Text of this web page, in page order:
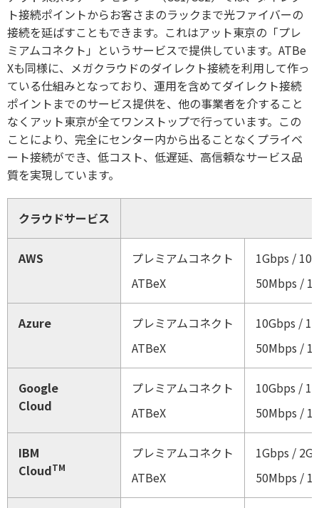
ト接続ポイントからお客さまのラックまで光ファイバーの
接続を延ばすこともできます。これはアット東京の「プレ
ミアムコネクト」というサービスで提供しています。ATBe
Xも同様に、メガクラウドのダイレクト接続を利用して作っ
ている仕組みとなっており、運用を含めてダイレクト接続
ポイントまでのサービス提供を、他の事業者を介すること
なくアット東京が全てワンストップで行っています。この
ことにより、完全にセンター内から出ることなくプライベ
ート接続ができ、低コスト、低遅延、高信頼なサービス品
質を実現しています。
クラウドサービス
AWS
プレミアムコネクト
ATBeX
1Gbps /
50Mbps /
Azure
プレミアムコネクト
ATBeX
10Gbps /
50Mbps /
Google
Cloud
プレミアムコネクト
ATBeX
10Gbps /
50Mbps /
IBM
CloudTM
プレミアムコネクト
ATBeX
1Gbps /
50Mbps /